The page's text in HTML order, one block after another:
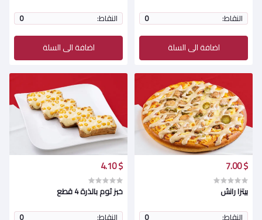
النقاط:
0
اضافة الى السلة
النقاط:
0
اضافة الى السلة
$ 7.00
بيتزا رانش
النقاط:
0
$ 4.10
خبز ثوم بالذرة 4 قطع
النقاط:
0